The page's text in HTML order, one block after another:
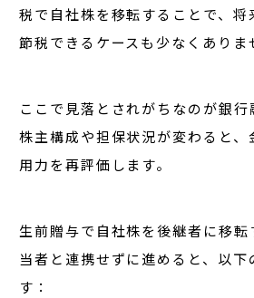
税で自社株を移転することで、 将
節税できる ケースも少なくありま
ここで見落とされがちなのが銀行
株主構成や担保状況が変わると、
用力を再評価します。
生前贈与で自社株を後継者に移転
当者と連携せずに進めると、以下
す：